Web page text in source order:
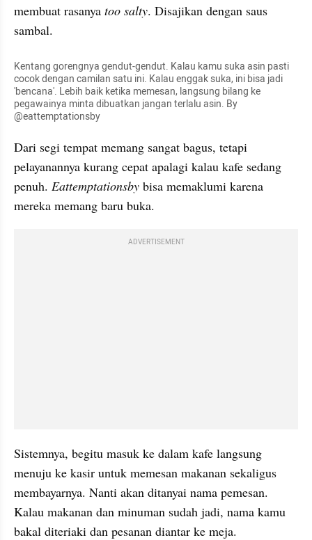
membuat rasanya too salty. Disajikan dengan saus
sambal.
Kentang gorengnya gendut-gendut. Kalau kamu suka asin pasti
cocok dengan camilan satu ini. Kalau enggak suka, ini bisa jadi
'bencana'. Lebih baik ketika memesan, langsung bilang ke
pegawainya minta dibuatkan jangan terlalu asin. By
@eattemptationsby
Dari segi tempat memang sangat bagus, tetapi
pelayanannya kurang cepat apalagi kalau kafe sedang
penuh. Eattemptationsby bisa memaklumi karena
mereka memang baru buka.
ADVERTISEMENT
Sistemnya, begitu masuk ke dalam kafe langsung
menuju ke kasir untuk memesan makanan sekaligus
membayarnya. Nanti akan ditanyai nama pemesan.
Kalau makanan dan minuman sudah jadi, nama kamu
bakal diteriaki dan pesanan diantar ke meja.